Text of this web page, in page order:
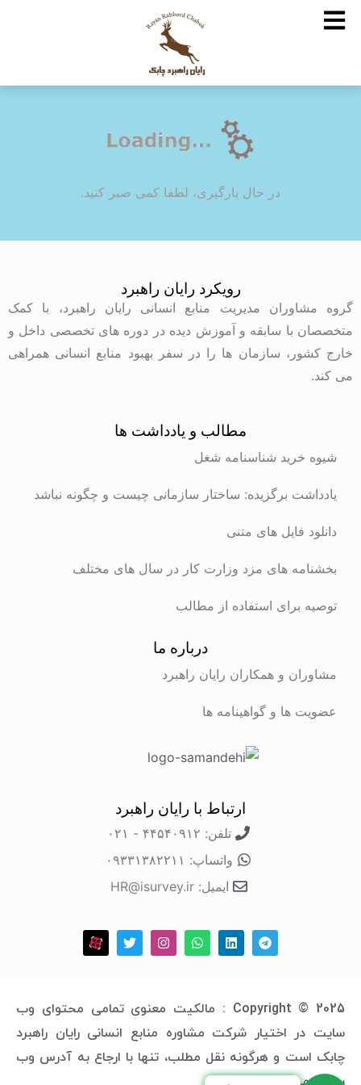
در حال بارگیری، لطفا کمی صبر کنید.
رویکرد رایان راهبرد
گروه مشاوران مدیریت منابع انسانی رایان راهبرد، با کمک
متخصصان با سابقه و آموزش دیده در دوره های تخصصی داخل و
خارج کشور، سازمان ها را در سفر بهبود منابع انسانی همراهی
می کند.
مطالب و یادداشت ها
شیوه خرید شناسنامه شغل
یادداشت برگزیده: ساختار سازمانی چیست و چگونه نباشد
دانلود فایل های متنی
بخشنامه های مزد وزارت کار در سال های مختلف
توصیه برای استفاده از مطالب
درباره ما
مشاوران و همکاران رایان راهبرد
عضویت ها و گواهینامه ها
ارتباط با رایان راهبرد
تلفن: ۴۴۵۴۰۹۱۲ - ۰۲۱
واتساپ: ۰۹۳۳۱۳۸۲۲۱۱
ایمیل: HR@isurvey.ir
Copyright © 2025 : مالکیت معنوی تمامی محتوای وب
سایت در اختیار شرکت مشاوره منابع انسانی رایان راهبرد
چابک است و هرگونه نقل مطلب، تنها با ارجاع به آدرس وب